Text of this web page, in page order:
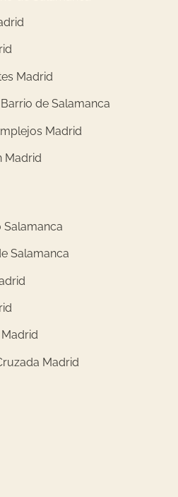
Madrid
de Salamanca
Madrid
Madrid
Salamanca
Madrid